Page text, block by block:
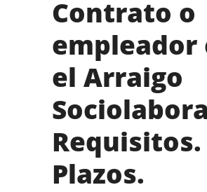
Contrato o
empleador
el Arraigo
Requisitos.
Plazos.